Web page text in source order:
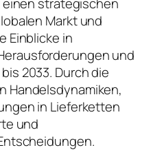
Markt und
Einblicke in
und
2033. Durch die
Handelsdynamiken,
in Lieferketten
und